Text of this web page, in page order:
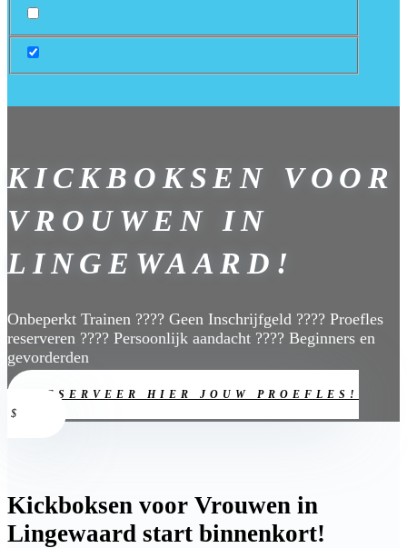
KICKBOKSEN VOOR
VROUWEN IN
LINGEWAARD!
Onbeperkt Trainen ???? Geen Inschrijfgeld ???? Proefles
reserveren ???? Persoonlijk aandacht ???? Beginners en
gevorderden
RESERVEER HIER JOUW PROEFLES!
Kickboksen voor Vrouwen in
Lingewaard start binnenkort!